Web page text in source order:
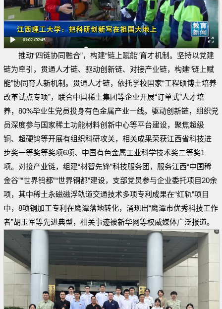
推动“四链协同融合”，构建“链上赋能”育才机制。坚持以党建
链为牵引，贯通人才链、驱动创新链、对接产业链，构建“链上赋
能”协同育人新机制。贯通人才链，依托学校国家“工程硕博士培养
改革试点专项”，联合中国稀土集团等企业开展“订单式”人才培
养，80%毕业生党员投身有色金属产业一线。驱动创新链，组织党
员深度参与国家稀土功能材料创新中心等平台建设，聚焦超级
铜、超硬钨等开展有组织科研攻关，相关成果荣获江西省科技进
步奖一等奖等奖项6项、中国有色金属工业科学技术奖二等奖1
项。对接产业链，组建“材智先锋”科技服务团，服务江西“中国稀
金谷”“世界钨都”“世界铜都”建设，支部党员参与企业委托项目20余
项，其中稀土永磁磁浮轨道交通技术多项专利成果在“红轨”项目
中，8项铜加工专利在鹰潭落地转化，涌现出“鹰潭市优秀科技工作
者”胡玉军等先进典型，相关事迹被新华网等权威媒体广泛报道。